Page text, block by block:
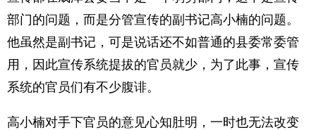
部门的问题，而是分管宣传的副书记高小楠的问题。
他虽然是副书记，可是说话还不如普通的县委常委管
用，因此宣传系统提拔的官员就少，为了此事，宣传
系统的官员们有不少腹诽。
高小楠对手下官员的意见心知肚明，一时也无法改变